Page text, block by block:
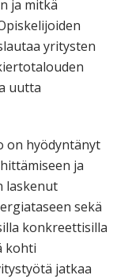
ja mitkä
yritysten
uutta
on hyödyntänyt
ja
laskenut
sekä
konkreettisilla
kohti
jatkaa